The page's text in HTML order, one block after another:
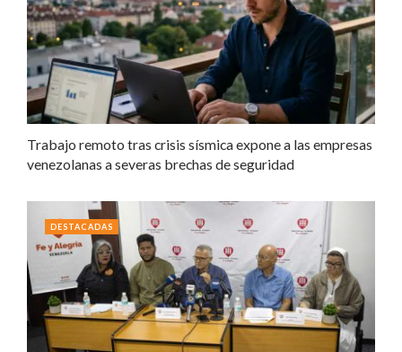
Trabajo remoto tras crisis sísmica expone a las empresas
venezolanas a severas brechas de seguridad
DESTACADAS